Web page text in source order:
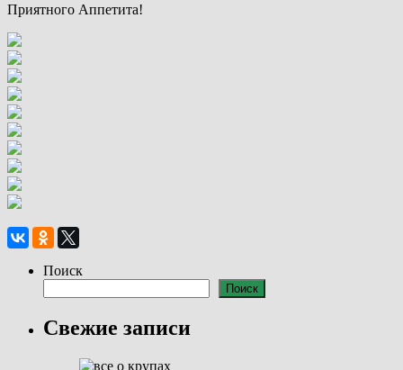
Приятного Аппетита!
Поиск
Поиск
Свежие записи